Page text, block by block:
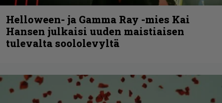
Helloween- ja Gamma Ray -mies Kai
Hansen julkaisi uuden maistiaisen
tulevalta soololevyltä